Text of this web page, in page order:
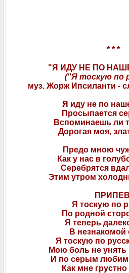
* * *
"Я ИДУ НЕ ПО
("Я тоскую по
муз. Жорж Ипсиланти -
Я иду не по
Просыпается
Вспоминаешь ли
Дорогая моя,
Предо мною
Как у нас в
Серебрятся
Этим утром
Я тоскую по
По родной
Я теперь
В незнакомой
Я тоскую по
Мою боль не унять
И по серым
Как мне грустно